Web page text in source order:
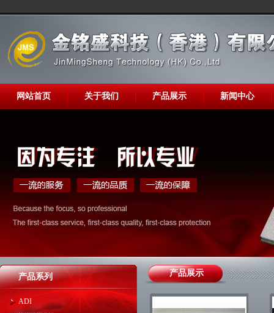
网站首页 关于我们 产品展示 新闻中心
产品系列
ADI
产品展示